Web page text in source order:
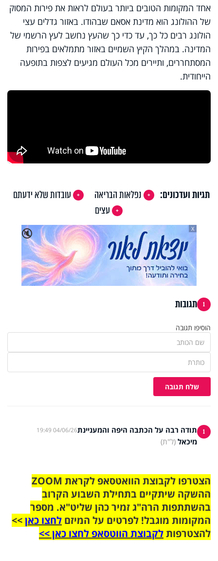
אחד המקומות הטובים ביותר בעולם לראות את פירות המסוק
של ההולונג הוא מדינת אסאם שבהודו. באזור גדלים עצי
הולונג רבים כל כך, עד כדי כך שהעץ נחשב לעץ הרשמי של
המדינה. במהלך הקיץ השמיים באזור מתמלאים בפירות
המסתחררים, ותיירים מכל העולם מגיעים לצפות בתופעה
הייחודית.
תגיות ועדכונים: נפלאות הבריאה
עובדות שלא ידעתם
עצים
🔇
X
1 תגובות
הוסיפו תגובה
שלח תגובה
1 תודה רבה על הכתבה היפה והמעניינת04/06/26 19:49
מיכאל (ל"ת)
הצטרפו לקבוצת הוואטסאפ לקראת ZOOM
ההשקה שיתקיים בתחילת השבוע הקרוב
בהשתתפות הרה"ג זמיר כהן שליט"א. מספר
המקומות מוגבל! לפרטים על המיזם לחצו כאן>>
להצטרפותלקבוצת הווטסאפ לחצו כאן >>